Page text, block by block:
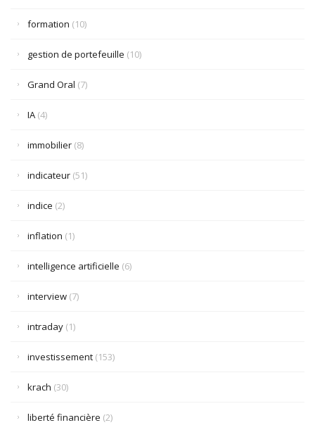
formation (10)
gestion de portefeuille (10)
Grand Oral (7)
IA (4)
immobilier (8)
indicateur (51)
indice (2)
inflation (1)
intelligence artificielle (6)
interview (7)
intraday (1)
investissement (153)
krach (30)
liberté financière (2)